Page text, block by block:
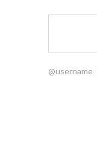
@username